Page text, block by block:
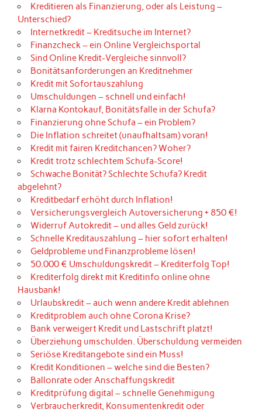
Kreditieren als Finanzierung, oder als Leistung –
Unterschied?
Internetkredit – Kreditsuche im Internet?
Finanzcheck – ein Online Vergleichsportal
Sind Online Kredit-Vergleiche sinnvoll?
Bonitätsanforderungen an Kreditnehmer
Kredit mit Sofortauszahlung
Umschuldungen – schnell und einfach!
Klarna Kontokauf, Bonitätsfalle in der Schufa?
Finanzierung ohne Schufa – ein Problem?
Die Inflation schreitet (unaufhaltsam) voran!
Kredit mit fairen Kreditchancen? Woher?
Kredit trotz schlechtem Schufa-Score!
Schwache Bonität? Schlechte Schufa? Kredit
abgelehnt?
Kreditbedarf erhöht durch Inflation!
Versicherungsvergleich Autoversicherung + 850 €!
Widerruf Autokredit – und alles Geld zurück!
Schnelle Kreditauszahlung – hier sofort erhalten!
Geldprobleme und Finanzprobleme lösen!
50.000 € Umschuldungskredit – Krediterfolg Top!
Krediterfolg direkt mit Kreditinfo online ohne
Hausbank!
Urlaubskredit – auch wenn andere Kredit ablehnen
Kreditproblem auch ohne Corona Krise?
Bank verweigert Kredit und Lastschrift platzt!
Überziehung umschulden. Überschuldung vermeiden
Seriöse Kreditangebote sind ein Muss!
Kredit Konditionen – welche sind die Besten?
Ballonrate oder Anschaffungskredit
Kreditprüfung digital – schnelle Genehmigung
Verbraucherkredit, Konsumentenkredit oder